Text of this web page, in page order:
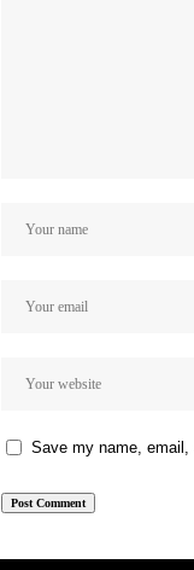
Save my name,